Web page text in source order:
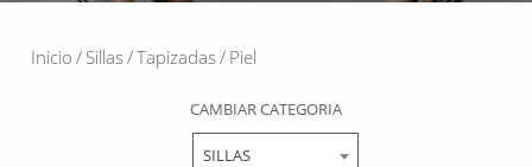
Inicio / Sillas/Tapizadas/ Piel
CAMBIAR CATEGORIA
SILLAS